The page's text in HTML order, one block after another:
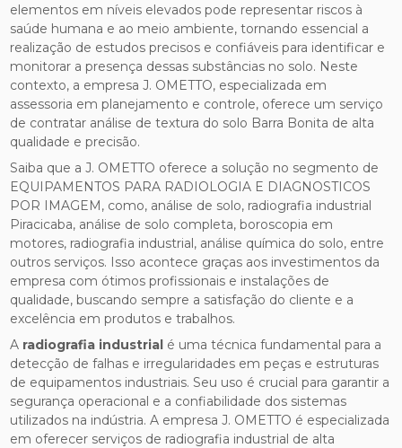
elementos em níveis elevados pode representar riscos à
saúde humana e ao meio ambiente, tornando essencial a
realização de estudos precisos e confiáveis para identificar e
monitorar a presença dessas substâncias no solo. Neste
contexto, a empresa J. OMETTO, especializada em
assessoria em planejamento e controle, oferece um serviço
de contratar análise de textura do solo Barra Bonita de alta
qualidade e precisão.
Saiba que a J. OMETTO oferece a solução no segmento de
EQUIPAMENTOS PARA RADIOLOGIA E DIAGNOSTICOS
POR IMAGEM, como, análise de solo, radiografia industrial
Piracicaba, análise de solo completa, boroscopia em
motores, radiografia industrial, análise química do solo, entre
outros serviços. Isso acontece graças aos investimentos da
empresa com ótimos profissionais e instalações de
qualidade, buscando sempre a satisfação do cliente e a
excelência em produtos e trabalhos.
A radiografia industrial é uma técnica fundamental para a
detecção de falhas e irregularidades em peças e estruturas
de equipamentos industriais. Seu uso é crucial para garantir a
segurança operacional e a confiabilidade dos sistemas
utilizados na indústria. A empresa J. OMETTO é especializada
em oferecer serviços de radiografia industrial de alta